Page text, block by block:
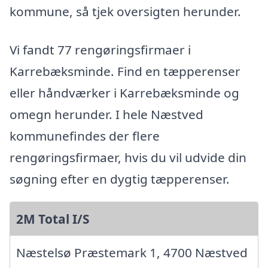
kommune, så tjek oversigten herunder.
Vi fandt 77 rengøringsfirmaer i
Karrebæksminde. Find en tæpperenser
eller håndværker i Karrebæksminde og
omegn herunder. I hele Næstved
kommunefindes der flere
rengøringsfirmaer, hvis du vil udvide din
søgning efter en dygtig tæpperenser.
2M Total I/S
Næstelsø Præstemark 1, 4700 Næstved